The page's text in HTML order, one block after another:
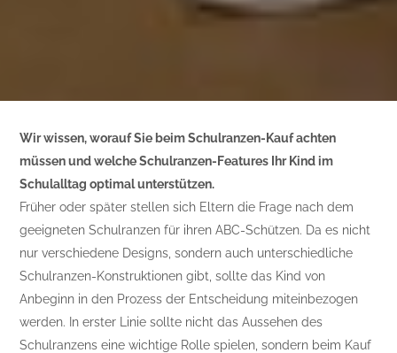
Wir wissen, worauf Sie beim Schulranzen-Kauf achten
müssen und welche Schulranzen-Features Ihr Kind im
Schulalltag optimal unterstützen.
Früher oder später stellen sich Eltern die Frage nach dem
geeigneten Schulranzen für ihren ABC-Schützen. Da es nicht
nur verschiedene Designs, sondern auch unterschiedliche
Schulranzen-Konstruktionen gibt, sollte das Kind von
Anbeginn in den Prozess der Entscheidung miteinbezogen
werden. In erster Linie sollte nicht das Aussehen des
Schulranzens eine wichtige Rolle spielen, sondern beim Kauf